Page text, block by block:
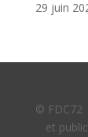
29 juin
© FDC72
et